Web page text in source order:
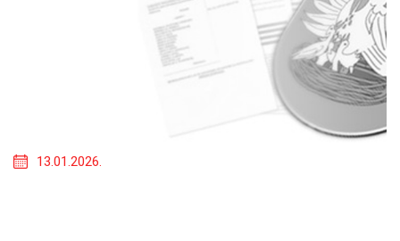
13.01.2026.